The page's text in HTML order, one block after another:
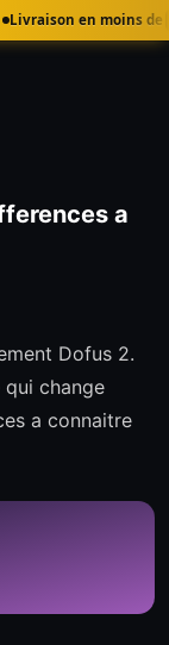
Livraison en moins de
a
Dofus 2.
qui change
a connaitre